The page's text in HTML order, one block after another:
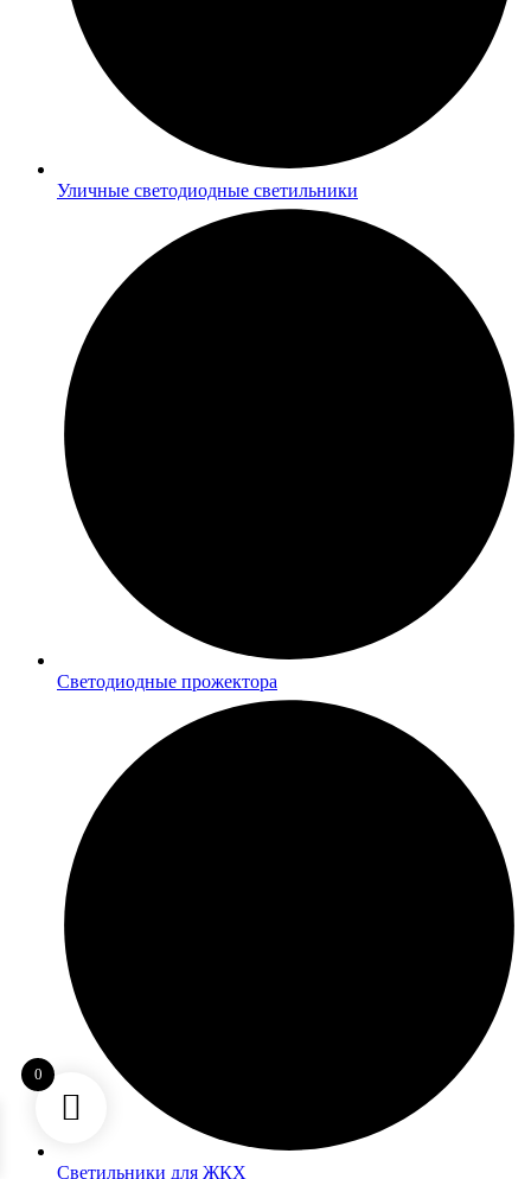
Уличные светодиодные светильники
Светодиодные прожектора
Светильники для ЖКХ
0